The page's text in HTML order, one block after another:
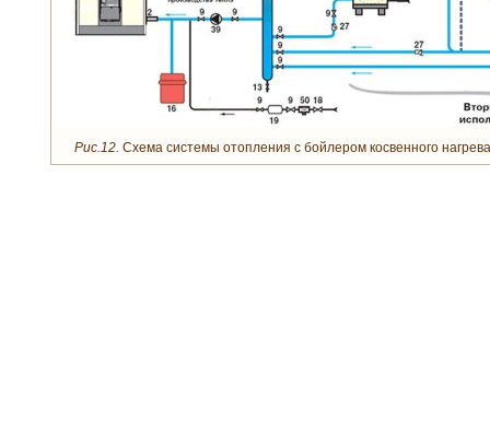
Рис.12. Схема системы отопления с бойлером косвенного